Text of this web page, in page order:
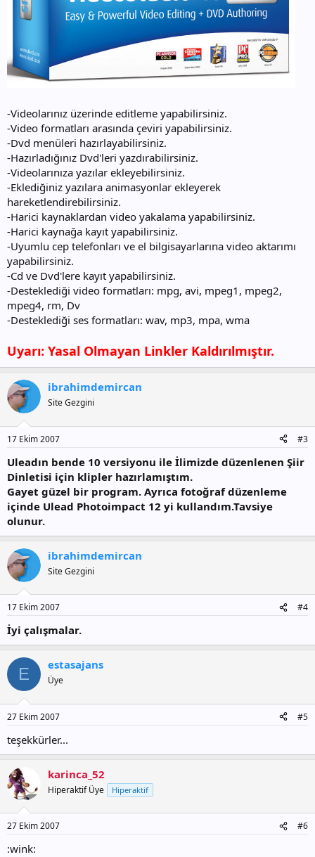
-Videolarınız üzerinde editleme yapabilirsiniz.
-Video formatları arasında çeviri yapabilirsiniz.
-Dvd menüleri hazırlayabilirsiniz.
-Hazırladığınız Dvd'leri yazdırabilirsiniz.
-Videolarınıza yazılar ekleyebilirsiniz.
-Eklediğiniz yazılara animasyonlar ekleyerek
hareketlendirebilirsiniz.
-Harici kaynaklardan video yakalama yapabilirsiniz.
-Harici kaynağa kayıt yapabilirsiniz.
-Uyumlu cep telefonları ve el bilgisayarlarına video aktarımı
yapabilirsiniz.
-Cd ve Dvd'lere kayıt yapabilirsiniz.
-Desteklediği video formatları: mpg, avi, mpeg1, mpeg2,
mpeg4, rm, Dv
-Desteklediği ses formatları: wav, mp3, mpa, wma
Uyarı: Yasal Olmayan Linkler Kaldırılmıştır.
ibrahimdemircan
Site Gezgini
17 Ekim 2007 #3
Uleadın bende 10 versiyonu ile İlimizde düzenlenen Şiir
Dinletisi için klipler hazırlamıştım.
Gayet güzel bir program. Ayrıca fotoğraf düzenleme
içinde Ulead Photoimpact 12 yi kullandım.Tavsiye
olunur.
ibrahimdemircan
Site Gezgini
17 Ekim 2007 #4
İyi çalışmalar.
E estasajans
Üye
27 Ekim 2007 #5
teşekkürler...
karinca_52
Hiperaktif Üye Hiperaktif
27 Ekim 2007 #6
:wink: